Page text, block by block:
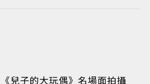
《兒子的大玩偶》名場面拍攝